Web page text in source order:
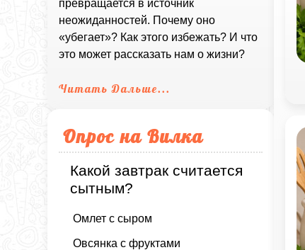
превращается в источник
неожиданностей. Почему оно
«убегает»? Как этого избежать? И что
это может рассказать нам о жизни?
Читать Дальше...
Опрос на Вилка
Какой завтрак считается
сытным?
Омлет с сыром
Овсянка с фруктами